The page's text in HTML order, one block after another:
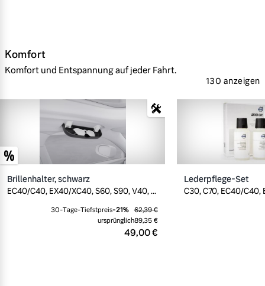
Komfort
Komfort und Entspannung auf jeder Fahrt.
130 anzeigen
Brillenhalter, schwarz
EC40/C40, EX40/XC40, S60, S90, V40, ...
49,00 €
30-Tage-Tiefstpreis-21%
62,39 €
ursprünglich89,35 €
Lederpflege-Set
C30, C70, EC40/C40,